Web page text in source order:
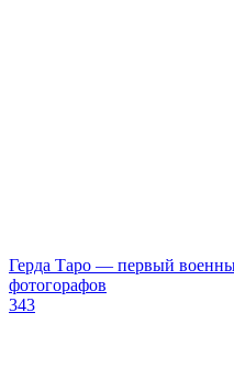
Герда Таро — первый
фотогорафов
343